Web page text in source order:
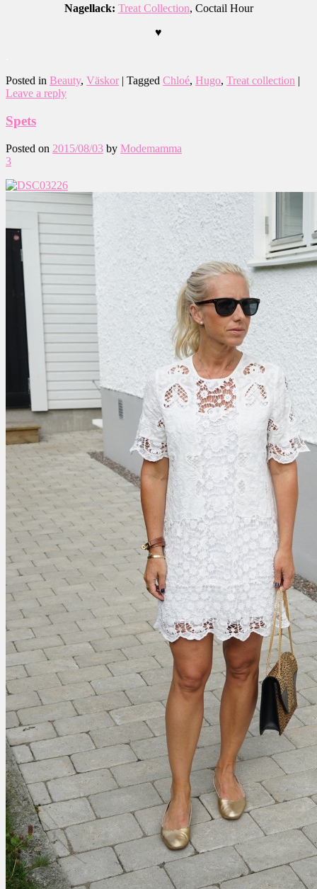
Nagellack: Treat Collection, Coctail Hour
♥
Posted in Beauty, Väskor Tagged Chloé, Hugo, Treat collection
Leave a reply
Spets
Posted on 2015/08/03 by Modemamma
3